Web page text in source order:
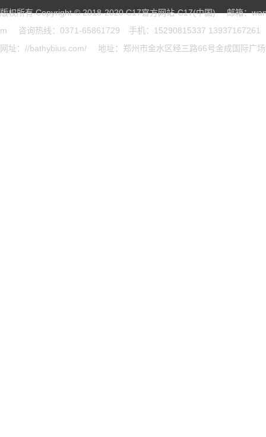
版权所有 Copyright © 2018-2020 C17官方网站-C17(中国)
邮箱：
m
咨询热线：0371-65861729
手机：15290815337 13937167261
网址：//bathybius.com/
地址：郑州市金水区经三路66号金成国际广